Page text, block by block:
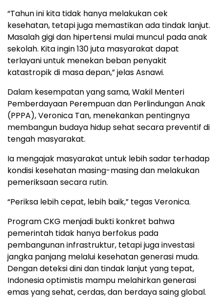
“Tahun ini kita tidak hanya melakukan cek
kesehatan, tetapi juga memastikan ada tindak lanjut.
Masalah gigi dan hipertensi mulai muncul pada anak
sekolah. Kita ingin 130 juta masyarakat dapat
terlayani untuk menekan beban penyakit
katastropik di masa depan,” jelas Asnawi.
Dalam kesempatan yang sama, Wakil Menteri
Pemberdayaan Perempuan dan Perlindungan Anak
(PPPA), Veronica Tan, menekankan pentingnya
membangun budaya hidup sehat secara preventif di
tengah masyarakat.
Ia mengajak masyarakat untuk lebih sadar terhadap
kondisi kesehatan masing-masing dan melakukan
pemeriksaan secara rutin.
“Periksa lebih cepat, lebih baik,” tegas Veronica.
Program CKG menjadi bukti konkret bahwa
pemerintah tidak hanya berfokus pada
pembangunan infrastruktur, tetapi juga investasi
jangka panjang melalui kesehatan generasi muda.
Dengan deteksi dini dan tindak lanjut yang tepat,
Indonesia optimistis mampu melahirkan generasi
emas yang sehat, cerdas, dan berdaya saing global.